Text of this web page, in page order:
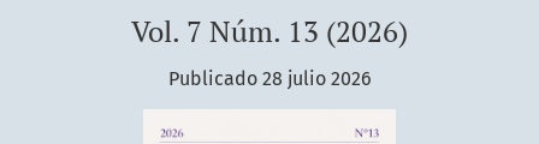
Vol. 7 Núm. 13 (2026)
Publicado 28 julio 2026